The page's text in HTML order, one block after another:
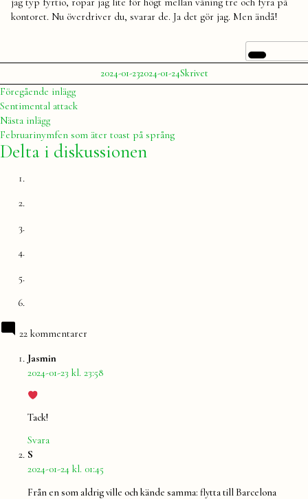
kontoret. Nu överdriver du, svarar de. Ja det gör jag. Men ändå!
Publicerat
av
Julia
2024-01-232024-01-24Publicerat
i
SkrivetEtiketter:
ålder,
Inläggsnavigering
Föregående inläggFöregående
inlägg:
Sentimental attack
Nästa inläggNästa
inlägg:
Februarinymfen som äter toast på språng
Delta i diskussionen
22 kommentarer
Jasmin
2024-01-23 kl. 23:58
Tack!
Svara
S
2024-01-24 kl. 01:45
Från en som aldrig ville och kände samma: flytta till Barcelona